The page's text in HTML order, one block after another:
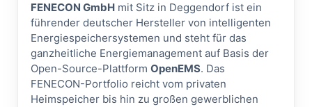
FENECON GmbH mit Sitz in Deggendorf ist ein
führender deutscher Hersteller von intelligenten
Energiespeichersystemen und steht für das
ganzheitliche Energiemanagement auf Basis der
Open-Source-Plattform OpenEMS. Das
FENECON-Portfolio reicht vom privaten
Heimspeicher bis hin zu großen gewerblichen